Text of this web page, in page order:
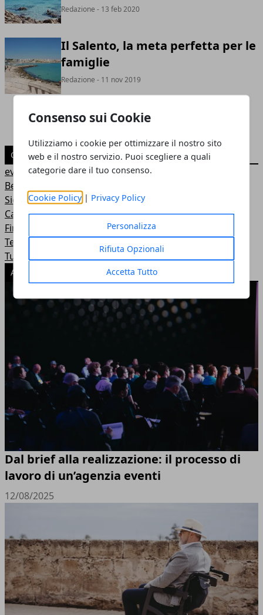
Consenso sui Cookie
Utilizziamo i cookie per ottimizzare il nostro sito
web e il nostro servizio. Puoi scegliere a quali
categorie dare il tuo consenso.
Cookie Policy | Privacy Policy
Personalizza
Rifiuta Opzionali
Accetta Tutto
Redazione - 13 feb 2020
Il Salento, la meta perfetta per le
famiglie
Redazione - 11 nov 2019
CATEGORIE
eventi
Benessere
Sicurezza
Casa e arredamento
Finanza e lavoro
Tecnologia
Turismo
ARTICOLI POPOLARI
Dal brief alla realizzazione: il processo di
lavoro di un’agenzia eventi
12/08/2025